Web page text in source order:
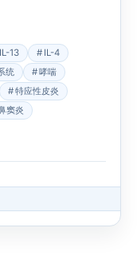
IL-13
IL-4
统
哮喘
特应性皮炎
窦炎